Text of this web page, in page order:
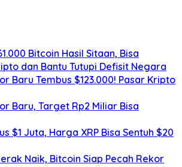
Bitcoin Hasil Sitaan, Bisa
dan Bantu Tutupi Defisit Negara
Baru Tembus $123.000! Pasar Kripto
Baru, Target Rp2 Miliar Bisa
$1 Juta, Harga XRP Bisa Sentuh $20
Naik, Bitcoin Siap Pecah Rekor